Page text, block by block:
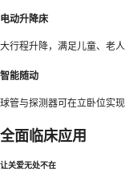
电动升降床
大行程升降，满足儿童、老
智能随动
球管与探测器可在立卧位实
全面临床应用
让关爱无处不在